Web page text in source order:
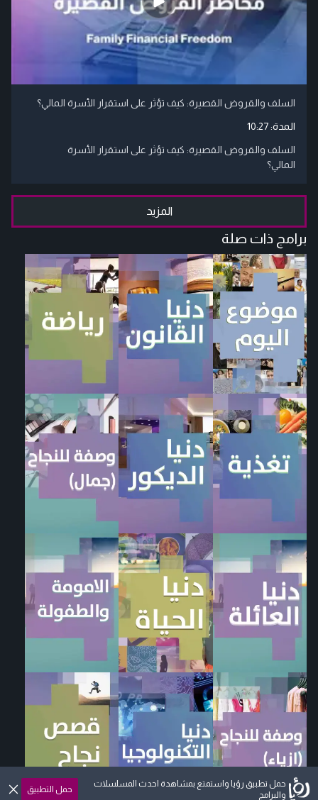
السلف والقروض القصيرة: كيف تؤثر على استقرار الأسرة المالي؟
المدة:10:27
السلف والقروض القصيرة: كيف تؤثر على استقرار الأسرة
المالي؟
المزيد
برامج ذات صلة
حمل تطبيق رؤيا واستمتع بمشاهدة احدث المسلسلات
والبرامج
حمل التطبيق